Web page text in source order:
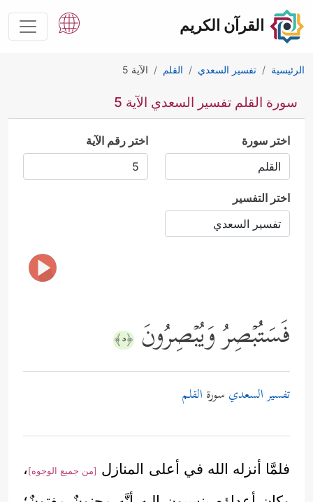
القرآن الكريم
الرئيسية تفسير السعدي القلم الآية 5
سورة القلم تفسير السعدي الآية 5
اختر سورة اختر رقم الآية
اختر التفسير
فَسَتُبۡصِرُ وَیُبۡصِرُونَ ﴿٥﴾
تفسير السعدي سورة القلم
فلمَّا أنزله الله في أعلى المنازل [من جميع الوجوه]،